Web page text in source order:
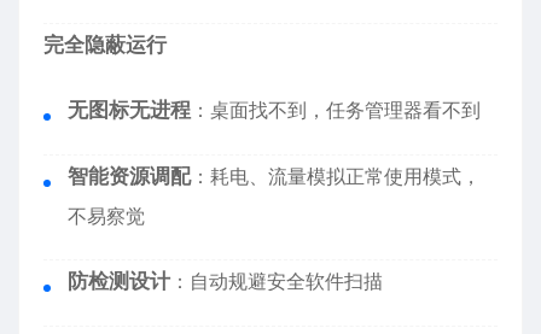
完全隐蔽运行
无图标无进程 ：桌面找不到，任务管理器看不到
智能资源调配：耗电、流量模拟正常使用模式，
不易察觉
防检测设计 ：自动规避安全软件扫描